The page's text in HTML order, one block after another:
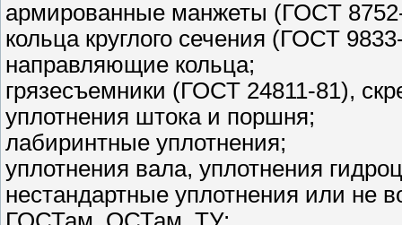
армированные манжеты (ГОСТ
кольца круглого сечения (ГОСТ
направляющие кольца;
грязесъемники (ГОСТ 24811-81),
уплотнения штока и поршня;
лабиринтные уплотнения;
уплотнения вала, уплотнения
нестандартные уплотнения или